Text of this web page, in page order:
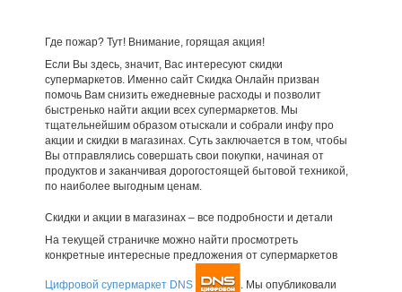
Где пожар? Тут! Внимание, горящая акция!
Если Вы здесь, значит, Вас интересуют скидки
супермаркетов. Именно сайт Скидка Онлайн призван
помочь Вам снизить ежедневные расходы и позволит
быстренько найти акции всех супермаркетов. Мы
тщательнейшим образом отыскали и собрали инфу про
акции и скидки в магазинах. Суть заключается в том, чтобы
Вы отправлялись совершать свои покупки, начиная от
продуктов и заканчивая дорогостоящей бытовой техникой,
по наиболее выгодным ценам.
Скидки и акции в магазинах – все подробности и детали
На текущей страничке можно найти просмотреть
конкретные интересные предложения от супермаркетов
Цифровой супермаркет DNS . Мы опубликовали